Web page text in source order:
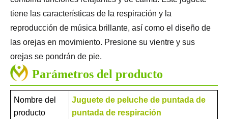
tiene las características de la respiración y la
reproducción de música brillante, así como el diseño de
las orejas en movimiento. Presione su vientre y sus
orejas se pondrán de pie.
Parámetros del producto
Nombre del
producto
Juguete de peluche de puntada de
puntada de respiración